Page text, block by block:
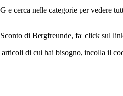
cerca nelle categorie per vedere
di Bergfreunde, fai click sul
di cui hai bisogno, incolla il